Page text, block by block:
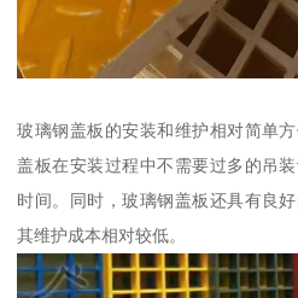
玻璃钢盖板的安装和维护相对简单
盖板在安装过程中不需要过多的吊
时间。同时，玻璃钢盖板还具有良
其维护成本相对较低。